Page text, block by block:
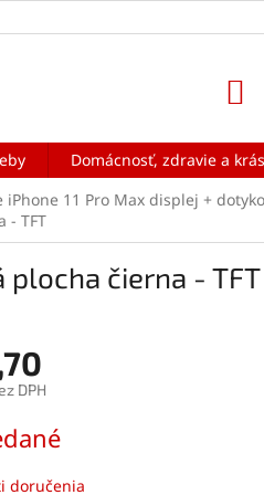
Domácnosť, zdravie a
iPhone 11 Pro Max displej +
- TFT
plocha čierna - TFT
DPH
doručenia